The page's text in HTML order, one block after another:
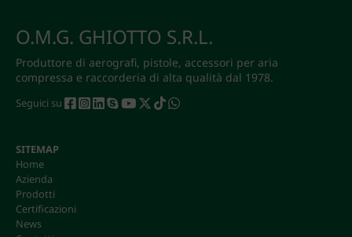
O.M.G. GHIOTTO S.R.L.
Produttore di aerografi, pistole, accessori per aria
compressa e raccorderia di alta qualità dal 1978.
Seguici su
SITEMAP
Home
Azienda
Prodotti
Certificazioni
News